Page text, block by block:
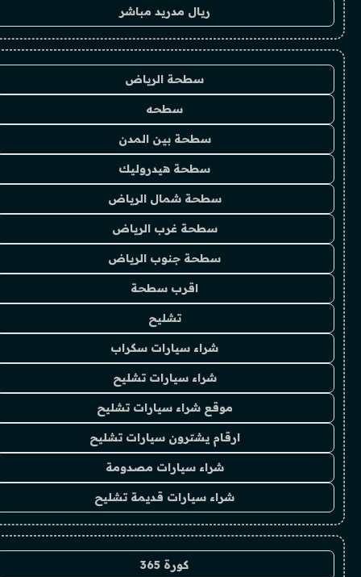
ريال مدريد مباشر
سطحة الرياض
سطحه
سطحة بين المدن
سطحة هيدروليك
سطحة شمال الرياض
سطحة غرب الرياض
سطحة جنوب الرياض
اقرب سطحة
تشليح
شراء سيارات سكراب
شراء سيارات تشليح
موقع شراء سيارات تشليح
ارقام يشترون سيارات تشليح
شراء سيارات مصدومة
شراء سيارات قديمة تشليح
كورة 365